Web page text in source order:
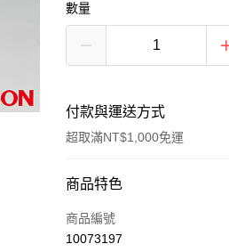
數量
付款與運送方式
超取滿NT$1,000免運
付款方式
信用卡一次付款
商品特色
商品編號
10073197